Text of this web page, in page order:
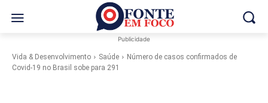
Publicidade
Vida & Desenvolvimento Saúde
Número de casos confirmados de
Covid-19 no Brasil sobe para 291